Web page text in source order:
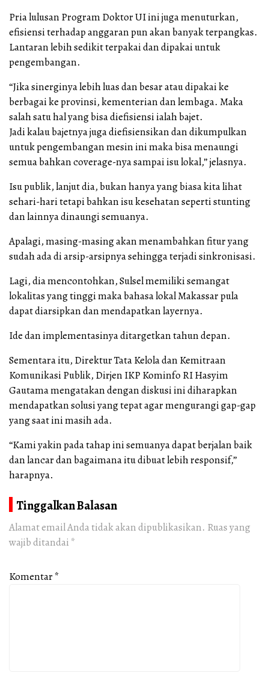
Pria lulusan Program Doktor UI ini juga menuturkan,
efisiensi terhadap anggaran pun akan banyak terpangkas.
Lantaran lebih sedikit terpakai dan dipakai untuk
pengembangan.
“Jika sinerginya lebih luas dan besar atau dipakai ke
berbagai ke provinsi, kementerian dan lembaga. Maka
salah satu hal yang bisa diefisiensi ialah bajet.
Jadi kalau bajetnya juga diefisiensikan dan dikumpulkan
untuk pengembangan mesin ini maka bisa menaungi
semua bahkan coverage-nya sampai isu lokal,” jelasnya.
Isu publik, lanjut dia, bukan hanya yang biasa kita lihat
sehari-hari tetapi bahkan isu kesehatan seperti stunting
dan lainnya dinaungi semuanya.
Apalagi, masing-masing akan menambahkan fitur yang
sudah ada di arsip-arsipnya sehingga terjadi sinkronisasi.
Lagi, dia mencontohkan, Sulsel memiliki semangat
lokalitas yang tinggi maka bahasa lokal Makassar pula
dapat diarsipkan dan mendapatkan layernya.
Ide dan implementasinya ditargetkan tahun depan.
Sementara itu, Direktur Tata Kelola dan Kemitraan
Komunikasi Publik, Dirjen IKP Kominfo RI Hasyim
Gautama mengatakan dengan diskusi ini diharapkan
mendapatkan solusi yang tepat agar mengurangi gap-gap
yang saat ini masih ada.
“Kami yakin pada tahap ini semuanya dapat berjalan baik
dan lancar dan bagaimana itu dibuat lebih responsif,”
harapnya.
Tinggalkan Balasan
Alamat email Anda tidak akan dipublikasikan. Ruas yang
wajib ditandai *
Komentar*